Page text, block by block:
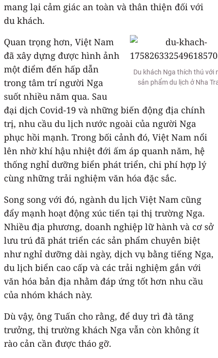
mang lại cảm giác an toàn và thân thiện đối với
du khách.
Du khách Nga thích thú với
sản phẩm du lịch ở Nha
Quan trọng hơn, Việt Nam
đã xây dựng được hình ảnh
một điểm đến hấp dẫn
trong tâm trí người Nga
suốt nhiều năm qua. Sau
đại dịch Covid-19 và những biến động địa chính
trị, nhu cầu du lịch nước ngoài của người Nga
phục hồi mạnh. Trong bối cảnh đó, Việt Nam nổi
lên nhờ khí hậu nhiệt đới ấm áp quanh năm, hệ
thống nghỉ dưỡng biển phát triển, chi phí hợp lý
cùng những trải nghiệm văn hóa đặc sắc.
Song song với đó, ngành du lịch Việt Nam cũng
đẩy mạnh hoạt động xúc tiến tại thị trường Nga.
Nhiều địa phương, doanh nghiệp lữ hành và cơ sở
lưu trú đã phát triển các sản phẩm chuyên biệt
như nghỉ dưỡng dài ngày, dịch vụ bằng tiếng Nga,
du lịch biển cao cấp và các trải nghiệm gắn với
văn hóa bản địa nhằm đáp ứng tốt hơn nhu cầu
của nhóm khách này.
Dù vậy, ông Tuấn cho rằng, để duy trì đà tăng
trưởng, thị trường khách Nga vẫn còn không ít
rào cản cần được tháo gỡ.